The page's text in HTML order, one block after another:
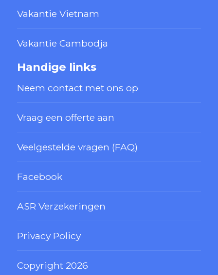
Vakantie Vietnam
Vakantie Cambodja
Handige links
Neem contact met ons op
Vraag een offerte aan
Veelgestelde vragen (FAQ)
Facebook
ASR Verzekeringen
Privacy Policy
Copyright 2026